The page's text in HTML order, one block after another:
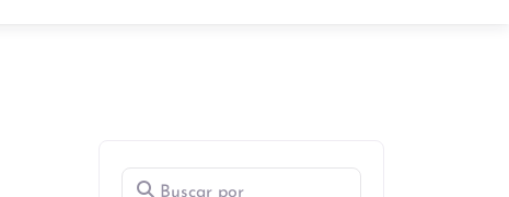
Buscar por